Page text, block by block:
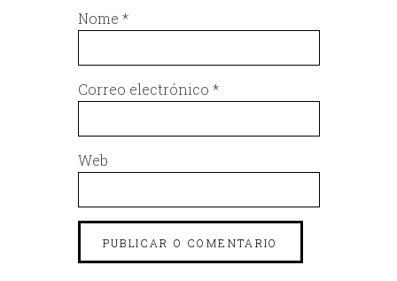
Nome *
Correo electrónico *
Web